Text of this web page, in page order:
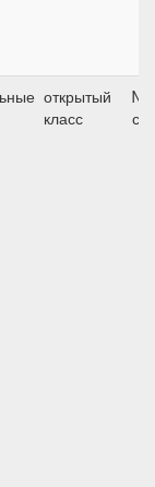
открытый
класс
см